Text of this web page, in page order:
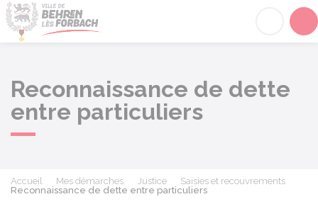
Reconnaissance de dette
entre particuliers
Accueil Mes démarches Justice
Saisies et recouvrements
Reconnaissance de dette entre particuliers